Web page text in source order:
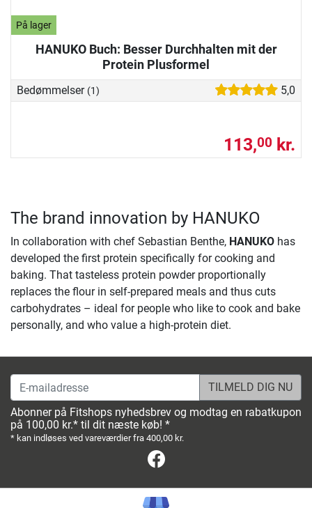
På lager
HANUKO Buch: Besser Durchhalten mit der
Protein Plusformel
Bedømmelser (1) 5,0
113,00 kr.
The brand innovation by HANUKO
In collaboration with chef Sebastian Benthe, HANUKO has
developed the first protein specifically for cooking and
baking. That tasteless protein powder proportionally
replaces the flour in self-prepared meals and thus cuts
carbohydrates – ideal for people who like to cook and bake
personally, and who value a high-protein diet.
E-mailadresse
Abonner på Fitshops nyhedsbrev og modtag en rabatkupon
på 100,00 kr.* til dit næste køb! *
* kan indløses ved vareværdier fra 400,00 kr.